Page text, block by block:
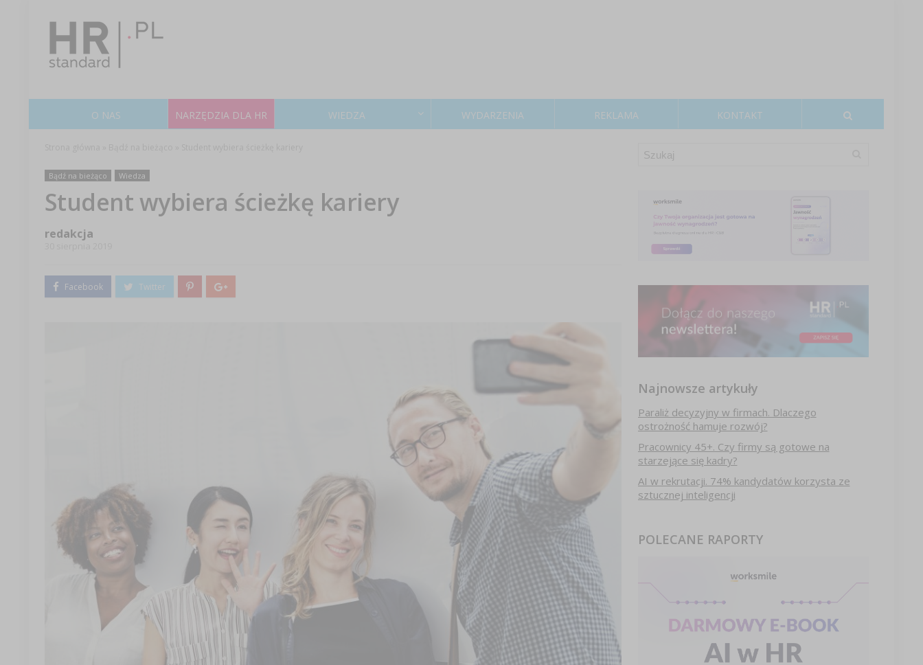
O NAS NARZĘDZIA DLA HR WIEDZA WYDARZENIA REKLAMA KONTAKT
Bądź na bieżąco Wiedza
Student wybiera ścieżkę kariery
redakcja
Najnowsze artykuły
Paraliż decyzyjny w firmach. Dlaczego
ostrożność hamuje rozwój?
Pracownicy 45+. Czy firmy są gotowe na
starzejące się kadry?
AI w rekrutacji. 74% kandydatów korzysta ze
sztucznej inteligencji
POLECANE RAPORTY